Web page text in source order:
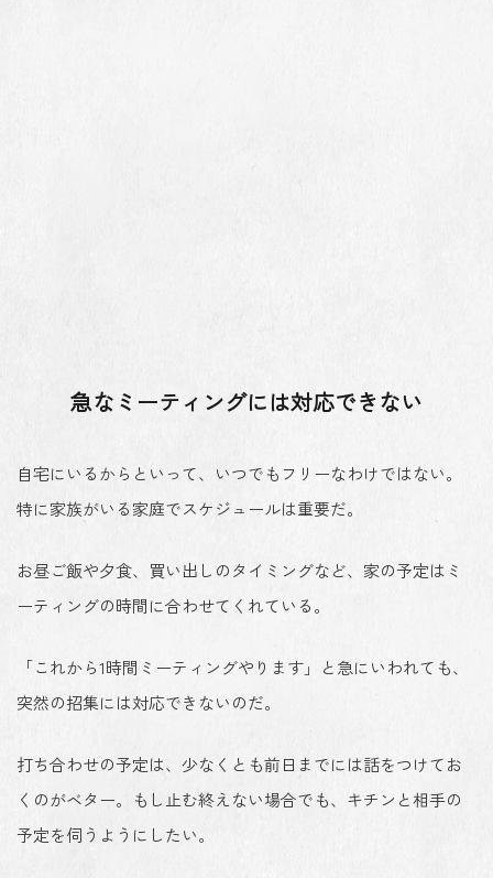
急なミーティングには対応できない
自宅にいるからといって、いつでもフリーなわけではない。
特に家族がいる家庭でスケジュールは重要だ。
お昼ご飯や夕食、買い出しのタイミングなど、家の予定はミ
ーティングの時間に合わせてくれている。
「これから1時間ミーティングやります」と急にいわれても、
突然の招集には対応できないのだ。
打ち合わせの予定は、少なくとも前日までには話をつけてお
くのがベター。もし止む終えない場合でも、キチンと相手の
予定を伺うようにしたい。